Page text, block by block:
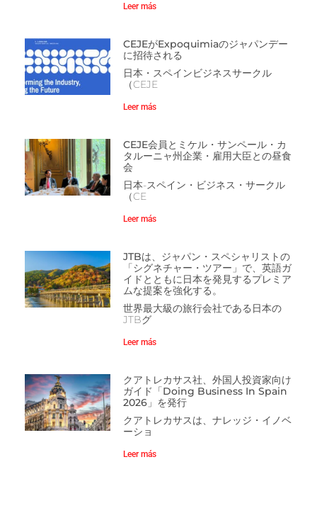
Leer más
CEJEがExpoquimiaのジャパンデー
に招待される
日本・スペインビジネスサークル
（CEJE
Leer más
CEJE会員とミケル・サンペール・カ
タルーニャ州企業・雇用大臣との昼食
会
日本-スペイン・ビジネス・サークル
（CE
Leer más
JTBは、ジャパン・スペシャリストの
「シグネチャー・ツアー」で、英語ガ
イドとともに日本を発見するプレミア
ムな提案を強化する。
世界最大級の旅行会社である日本の
JTBグ
Leer más
クアトレカサス社、外国人投資家向け
ガイド「Doing Business In Spain
2026」を発行
クアトレカサスは、ナレッジ・イノベ
ーショ
Leer más